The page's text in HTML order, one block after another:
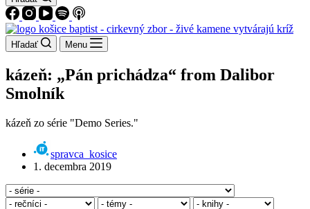
Hľadať Menu
kázeň: „Pán prichádza“ from Dalibor
Smolník
kázeň zo série "Demo Series."
spravca_kosice
1. decembra 2019